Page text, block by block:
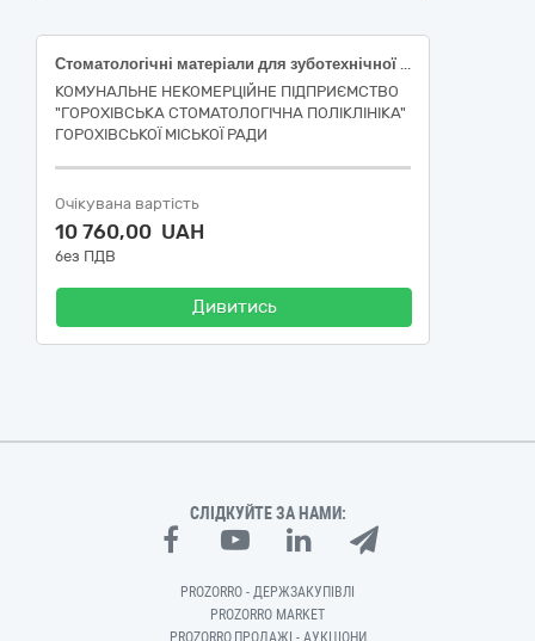
Стоматологічні матеріали для зуботехнічної лабораторії ДК 021:2015: 33130000-0 — Стоматологічні та вузькоспеціалізовані інструменти та прилади
КОМУНАЛЬНЕ НЕКОМЕРЦІЙНЕ ПІДПРИЄМСТВО
"ГОРОХІВСЬКА СТОМАТОЛОГІЧНА ПОЛІКЛІНІКА"
ГОРОХІВСЬКОЇ МІСЬКОЇ РАДИ
Очікувана вартість
10 760,00 UAH
без ПДВ
Дивитись
СЛІДКУЙТЕ ЗА НАМИ:
PROZORRO - ДЕРЖЗАКУПІВЛІ
PROZORRO MARKET
PROZORRO.ПРОДАЖІ - АУКЦІОНИ